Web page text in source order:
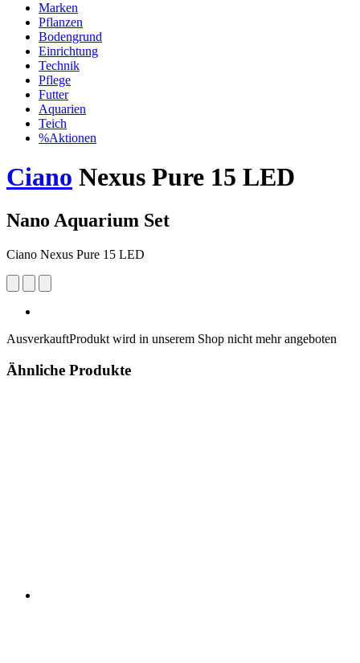
Marken
Pflanzen
Bodengrund
Einrichtung
Technik
Pflege
Futter
Aquarien
Teich
%Aktionen
Ciano Nexus Pure 15 LED
Nano Aquarium Set
Ciano Nexus Pure 15 LED
AusverkauftProdukt wird in unserem Shop nicht mehr angeboten
Ähnliche Produkte